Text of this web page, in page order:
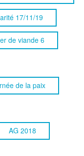
17/11/19
de viande 6
de la paix
AG 2018